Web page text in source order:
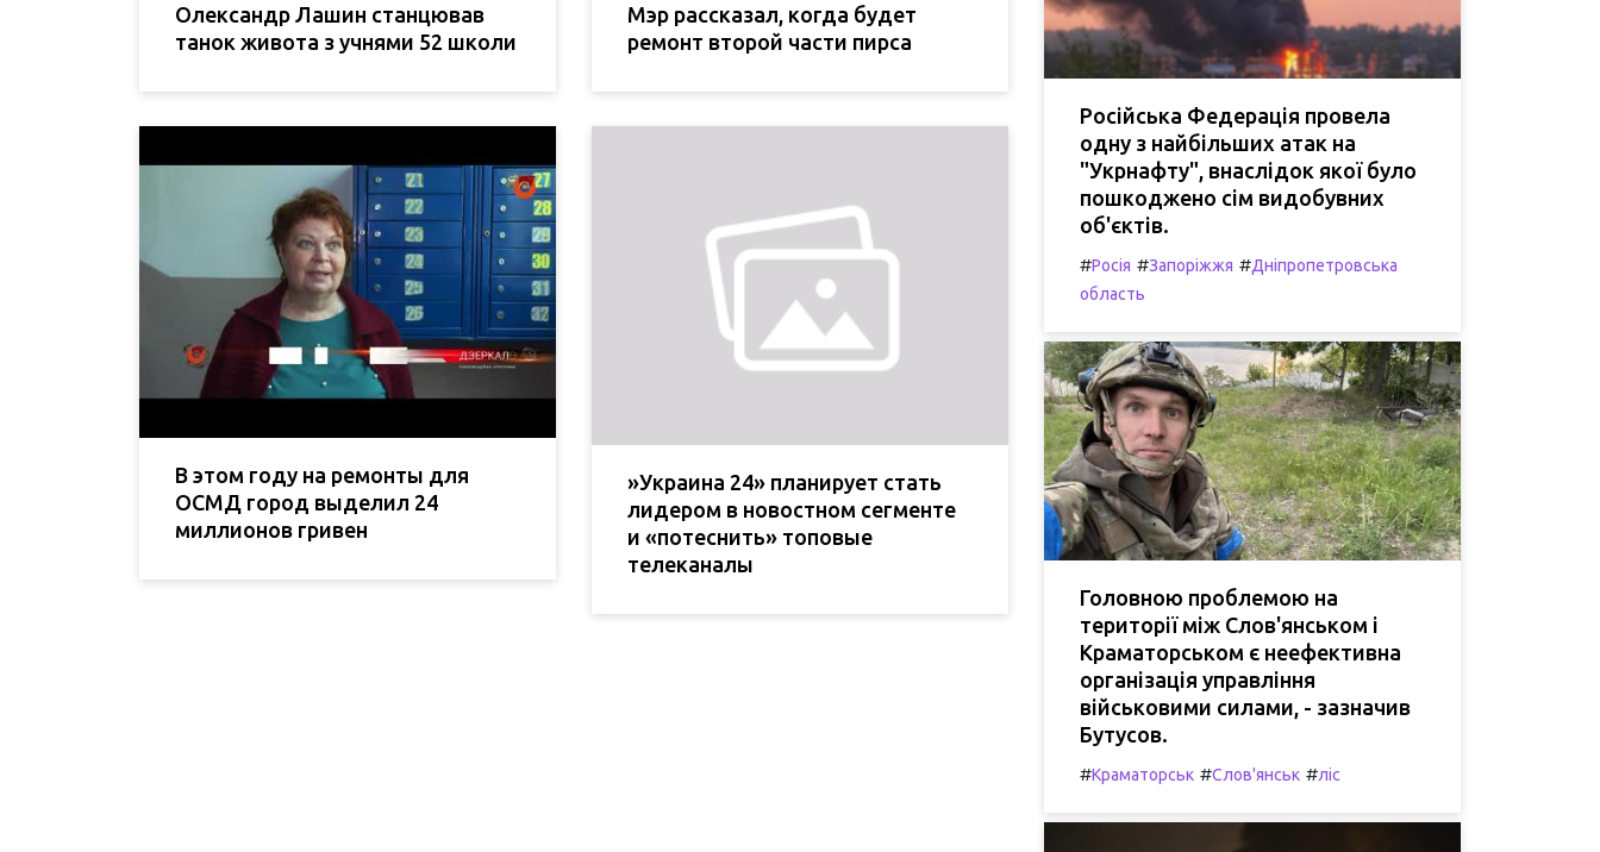
Олександр Лашин станцював
танок живота з учнями 52 школи
Мэр рассказал, когда будет
ремонт второй части пирса
В этом году на ремонты для
ОСМД город выделил 24
миллионов гривен
»Украина 24» планирует стать
лидером в новостном сегменте
и «потеснить» топовые
телеканалы
Російська Федерація провела
одну з найбільших атак на
"Укрнафту", внаслідок якої було
пошкоджено сім видобувних
об'єктів.
#Росія #Запоріжжя #Дніпропетровська
область
Головною проблемою на
території між Слов'янськом і
Краматорськом є неефективна
організація управління
військовими силами, - зазначив
Бутусов.
#Краматорськ #Слов'янськ #ліс